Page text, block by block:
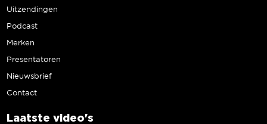
Uitzendingen
Podcast
Merken
Presentatoren
Nieuwsbrief
Contact
Laatste video's